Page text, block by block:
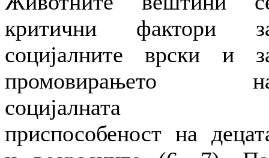
критични фактори
социјалните врски и
промовирањето
социјалната
приспособеност на